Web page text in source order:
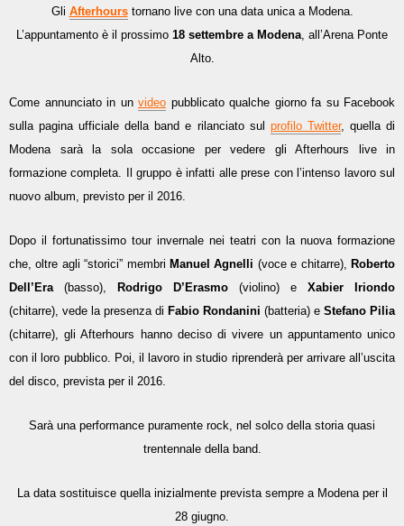
Gli Afterhourstornano live con una data unica a Modena.
L’appuntamento è il prossimo 18 settembre a Modena , all’Arena Ponte
Alto.
Come annunciato in un video pubblicato qualche giorno fa su Facebook
sulla pagina ufficiale della band e rilanciato sul profilo Twitter, quella di
Modena sarà la sola occasione per vedere gli Afterhours live in
formazione completa. Il gruppo è infatti alle prese con l’intenso lavoro sul
nuovo album, previsto per il 2016.
Dopo il fortunatissimo tour invernale nei teatri con la nuova formazione
che, oltre agli “storici” membri Manuel Agnelli (voce e chitarre),Roberto
Dell’Era (basso), Rodrigo D’Erasmo (violino) e Xabier Iriondo
(chitarre), vede la presenza di Fabio Rondanini (batteria) e Stefano Pilia
(chitarre), gli Afterhours hanno deciso di vivere un appuntamento unico
con il loro pubblico. Poi, il lavoro in studio riprenderà per arrivare all’uscita
del disco, prevista per il 2016.
Sarà una performance puramente rock, nel solco della storia quasi
trentennale della band.
La data sostituisce quella inizialmente prevista sempre a Modena per il
28 giugno.